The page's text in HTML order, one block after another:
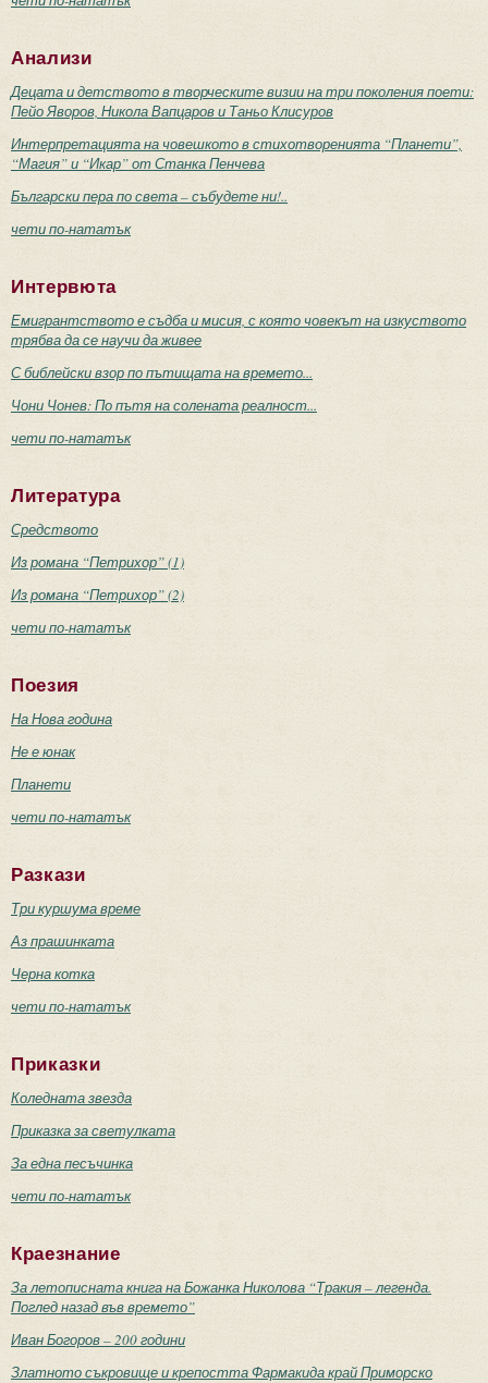
Анализи
Децата и детството в творческите визии на три поколения поети:
Пейо Яворов, Никола Вапцаров и Таньо Клисуров
Интерпретацията на човешкото в стихотворенията “Планети”,
“Магия” и “Икар” от Станка Пенчева
Български пера по света – събудете ни!..
чети по-нататък
Интервюта
Емигрантството е съдба и мисия, с която човекът на изкуството
трябва да се научи да живее
С библейски взор по пътищата на времето...
Чони Чонев: По пътя на солената реалност...
чети по-нататък
Литература
Средството
Из романа “Петрихор” (1)
Из романа “Петрихор” (2)
чети по-нататък
Поезия
На Нова година
Не е юнак
Планети
чети по-нататък
Разкази
Три куршума време
Аз прашинката
Черна котка
чети по-нататък
Приказки
Коледната звезда
Приказка за светулката
За една песъчинка
чети по-нататък
Краезнание
За летописната книга на Божанка Николова “Тракия – легенда.
Поглед назад във времето”
Иван Богоров – 200 години
Златното съкровище и крепостта Фармакида край Приморско